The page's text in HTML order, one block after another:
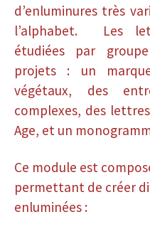
d’enluminures très
l’alphabet. Les
étudiées par
projets : un
végétaux, des
complexes, des
Age, et un
Ce module est
permettant de créer
enluminées :